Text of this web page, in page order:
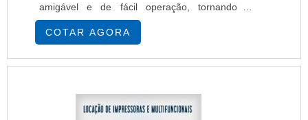
amigável e de fácil operação, tornando a
seleção de mensagem fácil, rápida e livre de
erros. Com uma resolução de 180 dpi e uma
área de impressão com uma altura máxima de
padrões de qualidade que as de embalagens
pré-impressas. A concepção e construç....
COTAR AGORA